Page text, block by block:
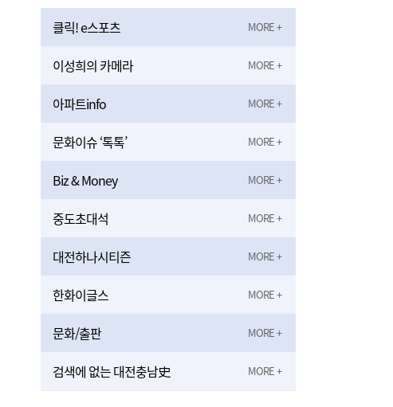
클릭! e스포츠
이성희의 카메라
아파트info
문화이슈 ‘톡톡’
Biz & Money
중도초대석
대전하나시티즌
한화이글스
문화/출판
검색에 없는 대전충남史